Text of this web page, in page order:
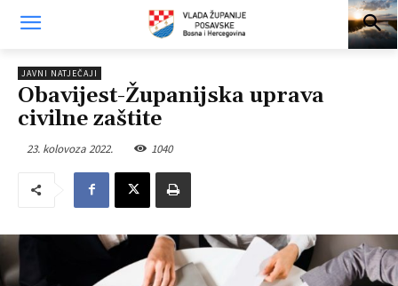
JAVNI NATJEČAJI
Obavijest-Županijska uprava
civilne zaštite
23. kolovoza 2022. 1040